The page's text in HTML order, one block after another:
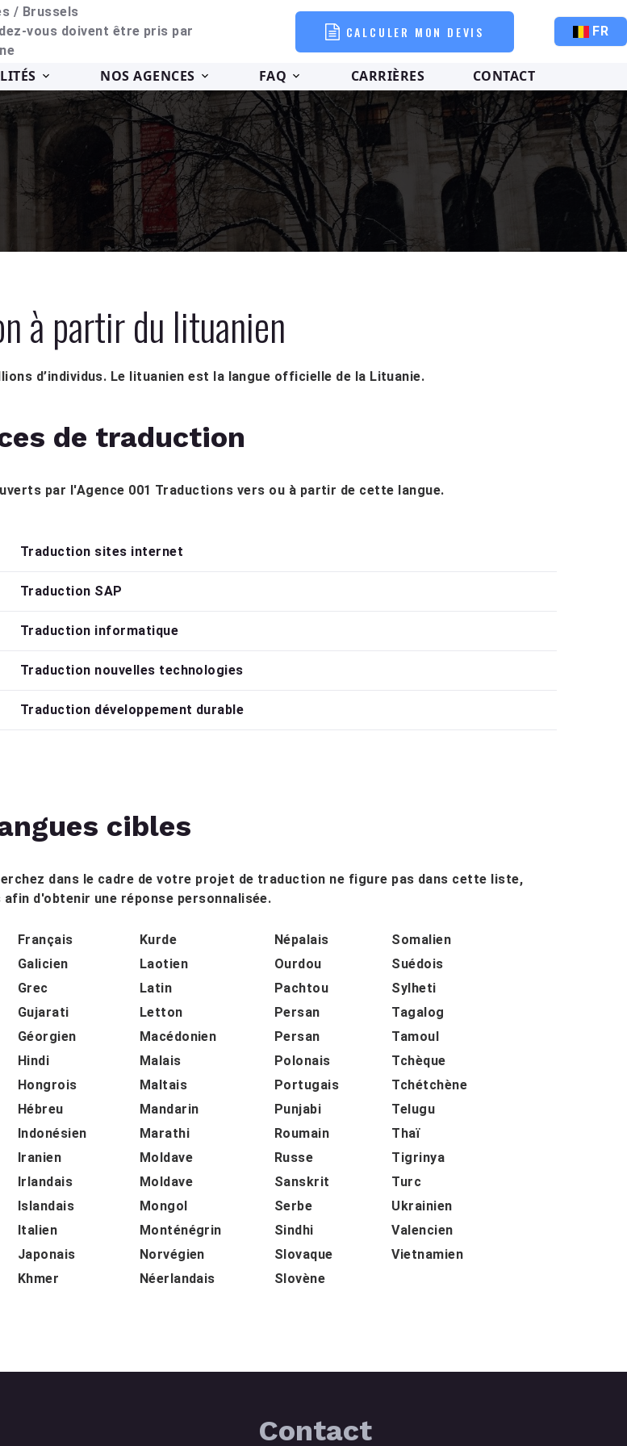
/ Brussels
vous doivent être pris par
CALCULER MON DEVIS FR
NOS AGENCES FAQ CARRIÈRES CONTACT
à partir du lituanien
d’individus. Le lituanien est la langue officielle de la Lituanie.
de traduction
par l'Agence 001 Traductions vers ou à partir de cette langue.
Traduction sites internet
Traduction SAP
Traduction informatique
Traduction nouvelles technologies
Traduction développement durable
cibles
dans le cadre de votre projet de traduction ne figure pas dans cette liste,
d'obtenir une réponse personnalisée.
Français
Galicien
Grec
Gujarati
Géorgien
Hindi
Hongrois
Hébreu
Indonésien
Iranien
Irlandais
Islandais
Italien
Japonais
Khmer
Kurde
Laotien
Latin
Letton
Macédonien
Malais
Maltais
Mandarin
Marathi
Moldave
Moldave
Mongol
Monténégrin
Norvégien
Néerlandais
Népalais
Ourdou
Pachtou
Persan
Persan
Polonais
Portugais
Punjabi
Roumain
Russe
Sanskrit
Serbe
Sindhi
Slovaque
Slovène
Somalien
Suédois
Sylheti
Tagalog
Tamoul
Tchèque
Tchétchène
Telugu
Thaï
Tigrinya
Turc
Ukrainien
Valencien
Vietnamien
Contact